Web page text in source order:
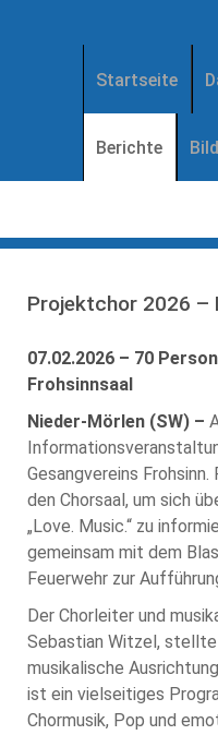
Startseite
Berichte
Projektchor 2026 –
07.02.2026 – 70
Frohsinnsaal
Nieder-Mörlen (SW) –
Gesangvereins
den Chorsaal, um sich
„Love. Music.“ zu
gemeinsam mit dem
Feuerwehr zur
Der Chorleiter und
Sebastian Witzel,
musikalische
ist ein vielseitiges
Chormusik, Pop und